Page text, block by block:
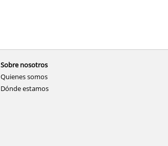
Sobre nosotros
Quienes somos
Dónde estamos